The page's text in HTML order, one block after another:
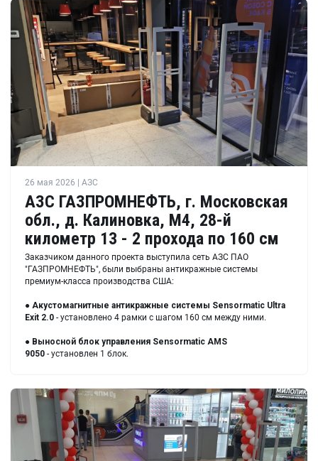
26 мая 2026 | АЗС
АЗС ГАЗПРОМНЕФТЬ, г. Московская
обл., д. Калиновка, М4, 28-й
километр 13 - 2 прохода по 160 см
Заказчиком данного проекта выступила сеть АЗС ПАО
"ГАЗПРОМНЕФТЬ", были выбраны антикражные системы
премиум-класса производства США:
● Акустомагнитные антикражные системы Sensormatic Ultra
Exit 2.0 - установлено 4 рамки с шагом 160 см между ними.
● Выносной блок управления Sensormatic AMS
9050 - установлен 1 блок.